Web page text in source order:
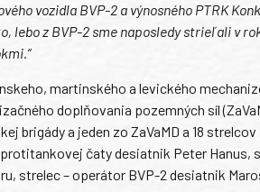
vozidla BVP-2 a výnosného PTRK
lebo z BVP-2 sme naposledy strieľali v
martinského a levického
doplňovania pozemných síl
brigády a jeden zo ZaVaMD a 18
čaty desiatnik Peter Hanus,
strelec – operátor BVP-2 desiatnik